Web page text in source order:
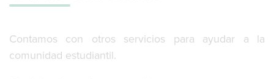
g
Contamos con otros servicios para ayudar a la
comunidad estudiantil.